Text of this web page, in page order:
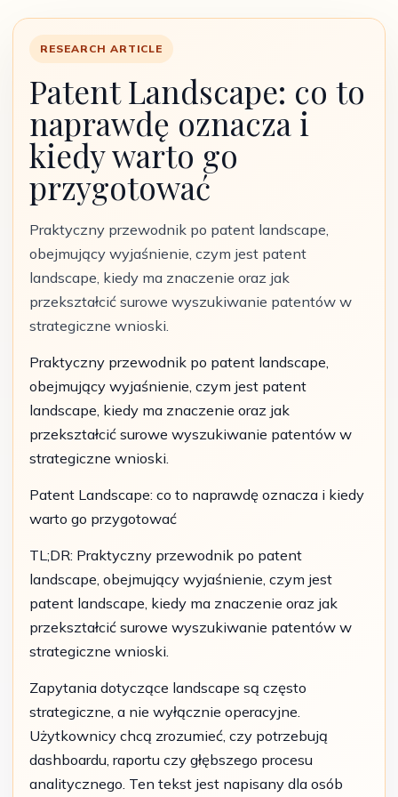
RESEARCH ARTICLE
Patent Landscape: co to
naprawdę oznacza i
kiedy warto go
przygotować
Praktyczny przewodnik po patent landscape,
obejmujący wyjaśnienie, czym jest patent
landscape, kiedy ma znaczenie oraz jak
przekształcić surowe wyszukiwanie patentów w
strategiczne wnioski.
Praktyczny przewodnik po patent landscape,
obejmujący wyjaśnienie, czym jest patent
landscape, kiedy ma znaczenie oraz jak
przekształcić surowe wyszukiwanie patentów w
strategiczne wnioski.
Patent Landscape: co to naprawdę oznacza i kiedy
warto go przygotować
TL;DR: Praktyczny przewodnik po patent
landscape, obejmujący wyjaśnienie, czym jest
patent landscape, kiedy ma znaczenie oraz jak
przekształcić surowe wyszukiwanie patentów w
strategiczne wnioski.
Zapytania dotyczące landscape są często
strategiczne, a nie wyłącznie operacyjne.
Użytkownicy chcą zrozumieć, czy potrzebują
dashboardu, raportu czy głębszego procesu
analitycznego. Ten tekst jest napisany dla osób